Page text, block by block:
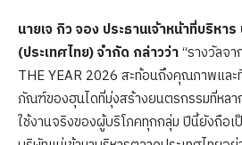
นายเจ กิว จอง ประธานเจ้าหน้าที่บริหา
(ประเทศไทย) จำกัด กล่าวว่า“รางวัลจ
THE YEAR 2026 สะท้อนถึงคุณภาพแล
ภัณฑ์ของฮุนไดที่มุ่งสร้างยนตรกรรมที่หล
ใช้งานจริงของผู้บริโภคทุกกลุ่ม ปีนี้ยังถือ